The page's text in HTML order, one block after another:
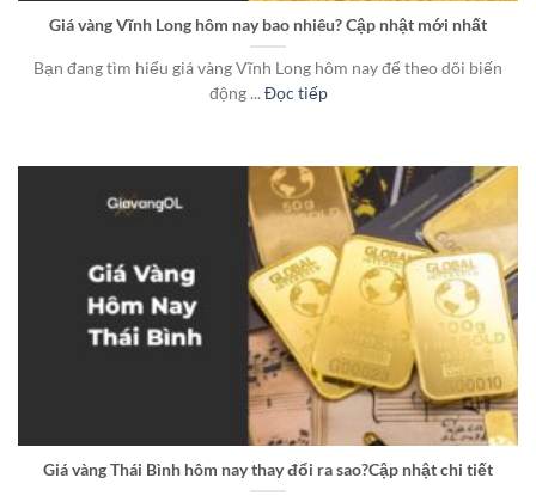
Giá vàng Vĩnh Long hôm nay bao nhiêu? Cập nhật mới nhất
Bạn đang tìm hiểu giá vàng Vĩnh Long hôm nay để theo dõi biến
động ...Đọc tiếp
Giá vàng Thái Bình hôm nay thay đổi ra sao?Cập nhật chi tiết